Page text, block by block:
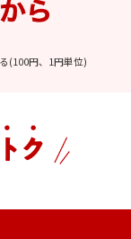
(100円、1円単位)